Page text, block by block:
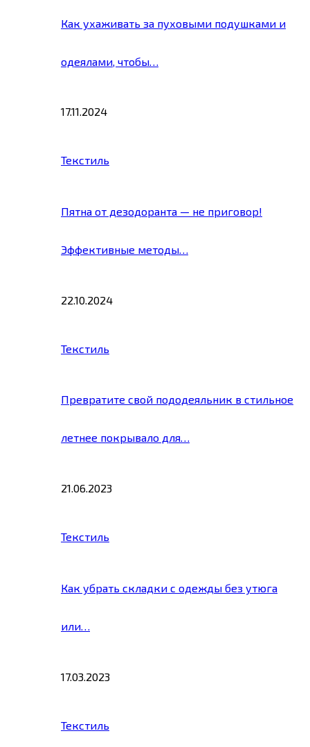
Как ухаживать за пуховыми подушками и
одеялами, чтобы…
17.11.2024
Текстиль
Пятна от дезодоранта — не приговор!
Эффективные методы…
22.10.2024
Текстиль
Превратите свой пододеяльник в стильное
летнее покрывало для…
21.06.2023
Текстиль
Как убрать складки с одежды без утюга
или…
17.03.2023
Текстиль